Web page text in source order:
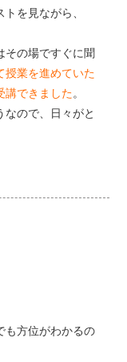
を見ながら、
その場ですぐに聞
授業を進めていた
講できました。
なので、日々がと
も方位がわかるの